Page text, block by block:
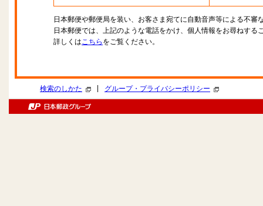
日本郵便や郵便局を装い、お客さま宛てに自動音声等による不審
日本郵便では、上記のような電話をかけ、個人情報をお尋ねする
詳しくはこちら をご覧ください。
検索のしかた グループ・プライバシーポリシー